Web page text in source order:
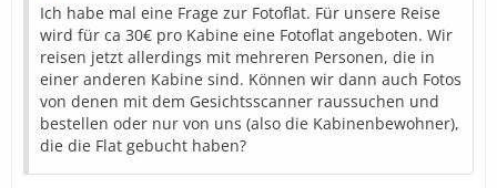
Ich habe mal eine Frage zur Fotoflat. Für unsere Reise
wird für ca 30€ pro Kabine eine Fotoflat angeboten. Wir
reisen jetzt allerdings mit mehreren Personen, die in
einer anderen Kabine sind. Können wir dann auch Fotos
von denen mit dem Gesichtsscanner raussuchen und
bestellen oder nur von uns (also die Kabinenbewohner),
die die Flat gebucht haben?